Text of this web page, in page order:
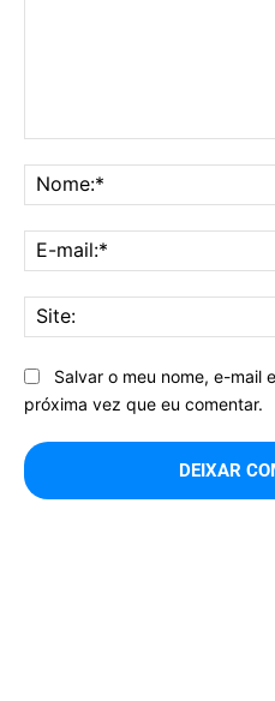
Salvar o meu nome, e-mail
próxima vez que eu comentar.